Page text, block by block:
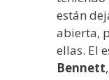
están
abierta,
ellas. El
Bennett